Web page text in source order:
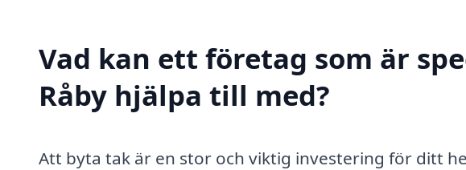
Vad kan ett företag som är
Råby hjälpa till med?
Att byta tak är en stor och viktig investering för ditt